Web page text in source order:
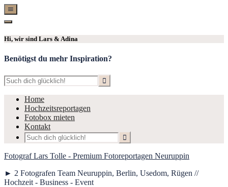
Show
Offscreen
Hide
Content
Hi, wir sind Lars & Adina
Benötigst du mehr Inspiration?
Home
Hochzeitsreportagen
Fotobox mieten
Kontakt
Fotograf Lars Tolle - Premium Fotoreportagen Neuruppin
► 2 Fotografen Team Neuruppin, Berlin, Usedom, Rügen //
Hochzeit - Business - Event